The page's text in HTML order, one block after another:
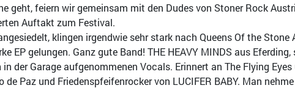
geht, feiern wir gemeinsam mit den Dudes von Stoner Rock
Auftakt zum Festival.
klingen irgendwie sehr stark nach Queens Of the
EP gelungen. Ganz gute Band! THE HEAVY MINDS aus
der Garage aufgenommenen Vocals. Erinnert an The Flying
Paz und Friedenspfeifenrocker von LUCIFER BABY. Man